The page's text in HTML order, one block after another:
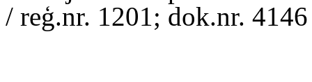
/ reģ.nr. 1201; dok.nr.